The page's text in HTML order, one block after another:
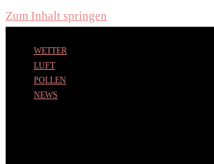
Zum Inhalt springen
WETTER
LUFT
POLLEN
NEWS